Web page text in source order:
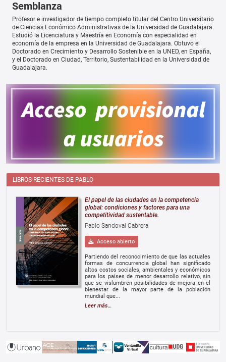
Semblanza
Profesor e investigador de tiempo completo titular del Centro Universitario
de Ciencias Económico Administrativas de la Universidad de Guadalajara.
Estudió la Licenciatura y Maestría en Economía con especialidad en
economía de la empresa en la Universidad de Guadalajara. Obtuvo el
Doctorado en Crecimiento y Desarrollo Sostenible en la UNED, en España,
y el Doctorado en Ciudad, Territorio, Sustentabilidad en la Universidad de
Guadalajara.
LIBROS RECIENTES DE PABLO
El papel de las ciudades en la competencia
global: condiciones y factores para una
competitividad sustentable.
Pablo Sandoval Cabrera
Acceso abierto
Partiendo del reconocimiento de que las actuales
formas de concurrencia global han significado
altos costos sociales, ambientales y económicos
para los países de menor desarrollo relativo, sin
que se vislumbren posibilidades de mejora en el
bienestar de la mayor parte de la población
mundial que...
Leer más…